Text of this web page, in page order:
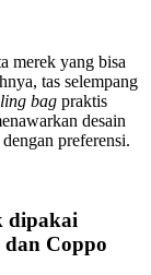
merek yang bisa
tas selempang
bag praktis
desain
preferensi.
dipakai
Coppo